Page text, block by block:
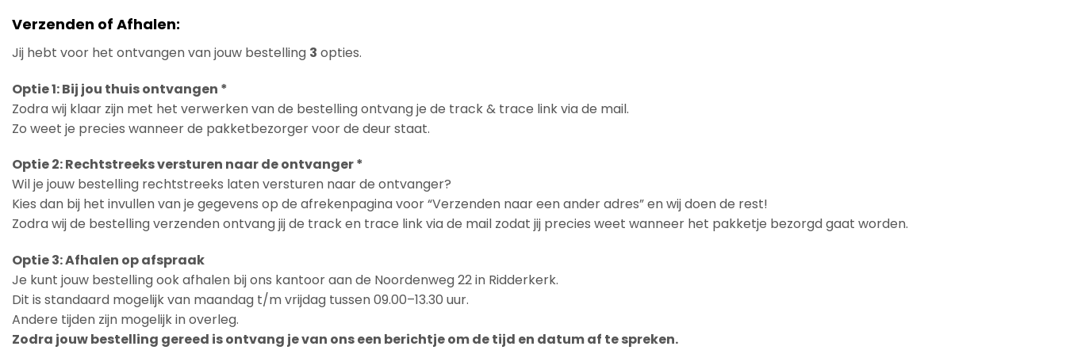
Verzenden of Afhalen:
Jij hebt voor het ontvangen van jouw bestelling 3 opties.
Optie 1: Bij jou thuis ontvangen *
Zodra wij klaar zijn met het verwerken van de bestelling ontvang je de track & trace link via de mail.
Zo weet je precies wanneer de pakketbezorger voor de deur staat.
Optie 2: Rechtstreeks versturen naar de ontvanger *
Wil je jouw bestelling rechtstreeks laten versturen naar de ontvanger?
Kies dan bij het invullen van je gegevens op de afrekenpagina voor “Verzenden naar een ander adres” en wij doen de rest!
Zodra wij de bestelling verzenden ontvang jij de track en trace link via de mail zodat jij precies weet wanneer het pakketje bezorgd gaat worden.
Optie 3: Afhalen op afspraak
Je kunt jouw bestelling ook afhalen bij ons kantoor aan de Noordenweg 22 in Ridderkerk.
Dit is standaard mogelijk van maandag t/m vrijdag tussen 09.00–13.30 uur.
Andere tijden zijn mogelijk in overleg.
Zodra jouw bestelling gereed is ontvang je van ons een berichtje om de tijd en datum af te spreken.